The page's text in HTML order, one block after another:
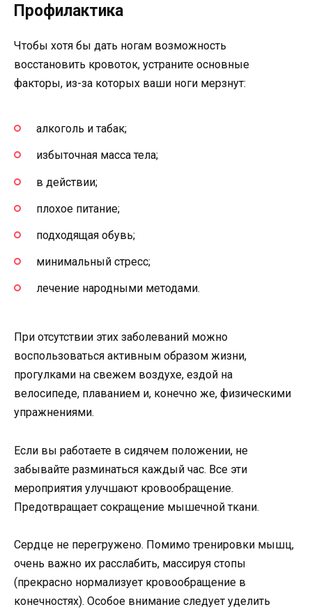
Профилактика
Чтобы хотя бы дать ногам возможность
восстановить кровоток, устраните основные
факторы, из-за которых ваши ноги мерзнут:
алкоголь и табак;
избыточная масса тела;
в действии;
плохое питание;
подходящая обувь;
минимальный стресс;
лечение народными методами.
При отсутствии этих заболеваний можно
воспользоваться активным образом жизни,
прогулками на свежем воздухе, ездой на
велосипеде, плаванием и, конечно же, физическими
упражнениями.
Если вы работаете в сидячем положении, не
забывайте разминаться каждый час. Все эти
мероприятия улучшают кровообращение.
Предотвращает сокращение мышечной ткани.
Сердце не перегружено. Помимо тренировки мышц,
очень важно их расслабить, массируя стопы
(прекрасно нормализует кровообращение в
конечностях). Особое внимание следует уделить